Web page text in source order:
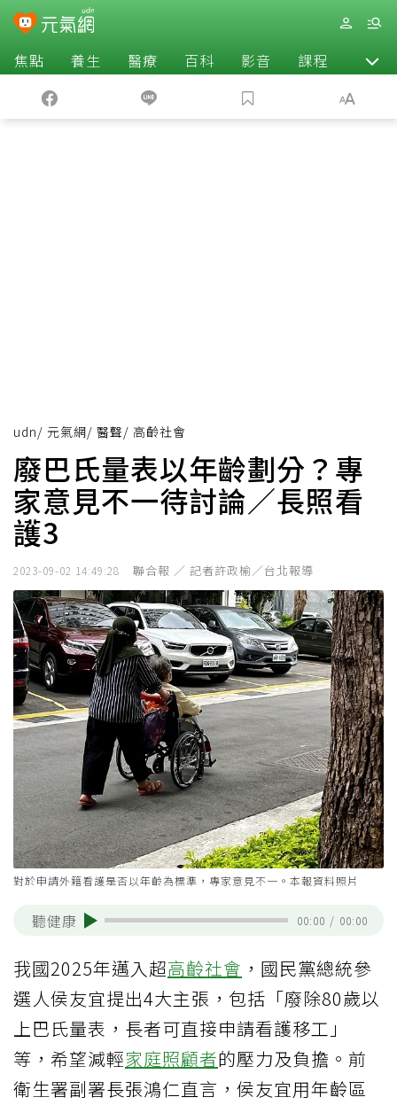
焦點 養生 醫療 百科 影音 課程 退休
udn/ 元氣網/ 醫聲/ 高齡社會
廢巴氏量表以年齡劃分？專
家意見不一待討論／長照看
護3
2023-09-02 14:49:28 聯合報 ／ 記者許政榆／台北報導
對於申請外籍看護是否以年齡為標準，專家意見不一。本報資料照片
聽健康 00:00 / 00:00
我國2025年邁入超高齡社會 ，國民黨總統參
選人侯友宜提出4大主張，包括「廢除80歲以
上巴氏量表，長者可直接申請看護移工」
等，希望減輕家庭照顧者的壓力及負擔。前
衛生署副署長張鴻仁直言，侯友宜用年齡區